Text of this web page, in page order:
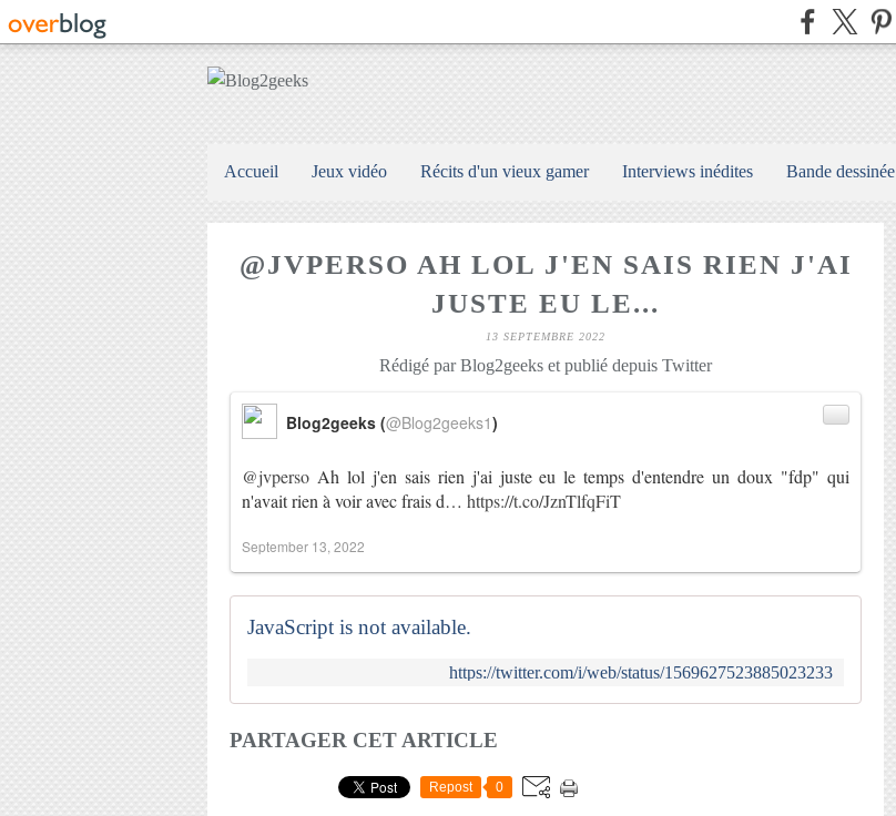
Accueil Jeux vidéo Récits d'un vieux gamer Interviews inédites Bande dessinée
@JVPERSO AH LOL J'EN SAIS RIEN J'AI
JUSTE EU LE...
13 SEPTEMBRE 2022
Rédigé par Blog2geeks et publié depuis Twitter
@jvperso Ah lol j'en sais rien j'ai juste eu le temps d'entendre un doux "fdp" qui
n'avait rien à voir avec frais d… https://t.co/JznTlfqFiT
Blog2geeks (@Blog2geeks1)
September 13, 2022
JavaScript is not available.
https://twitter.com/i/web/status/1569627523885023233
PARTAGER CET ARTICLE
Repost 0